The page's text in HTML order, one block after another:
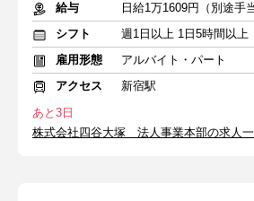
給与
日給1万1609円（別途手
シフト
週1日以上 1日5時間以上
雇用形態
アルバイト・パート
アクセス
新宿駅
あと3日
株式会社四谷大塚 法人事業本部の求人